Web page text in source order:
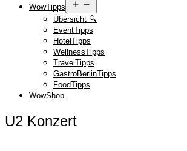
WowTipps
öffnen
Übersicht 🔍
EventTipps
HotelTipps
WellnessTipps
TravelTipps
GastroBerlinTipps
FoodTipps
WowShop
U2 Konzert